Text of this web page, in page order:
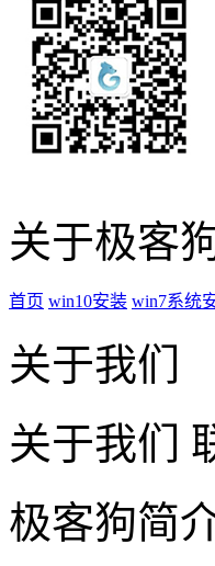
关于极客
首页 win10安装 win7系统
关于我们
关于我们
极客狗简